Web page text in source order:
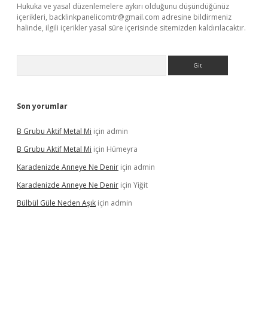
Hukuka ve yasal düzenlemelere aykırı olduğunu düşündüğünüz
içerikleri, backlinkpanelicomtr@gmail.com adresine bildirmeniz
halinde, ilgili içerikler yasal süre içerisinde sitemizden kaldırılacaktır.
Son yorumlar
B Grubu Aktif Metal Mi için admin
B Grubu Aktif Metal Mi için Hümeyra
Karadenizde Anneye Ne Denir için admin
Karadenizde Anneye Ne Denir için Yiğit
Bülbül Güle Neden Aşık için admin